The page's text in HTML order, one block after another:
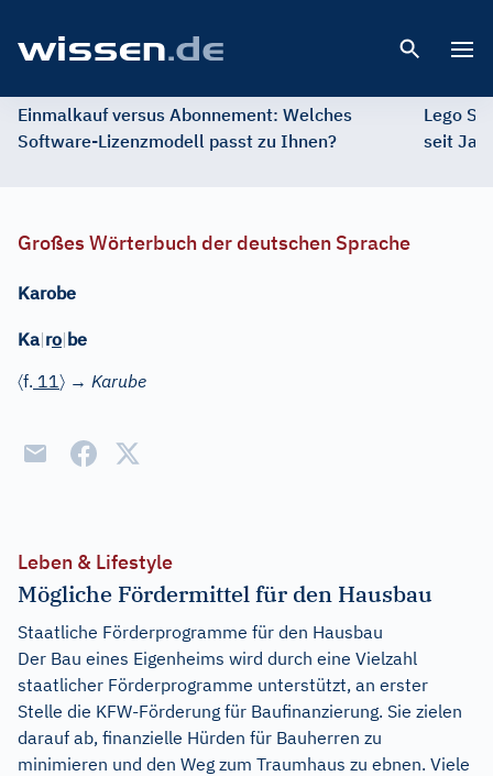
Einmalkauf versus Abonnement: Welches
Software-Lizenzmodell passt zu Ihnen?
Lego
seit
Großes Wörterbuch der deutschen Sprache
Karobe
Ka|ro|be
〈f. 11〉 → Karube
Leben & Lifestyle
Mögliche Fördermittel für den Hausbau
Staatliche Förderprogramme für den Hausbau
Der Bau eines Eigenheims wird durch eine Vielzahl
staatlicher Förderprogramme unterstützt, an erster
Stelle die KFW-Förderung für Baufinanzierung. Sie zielen
darauf ab, finanzielle Hürden für Bauherren zu
minimieren und den Weg zum Traumhaus zu ebnen. Viele